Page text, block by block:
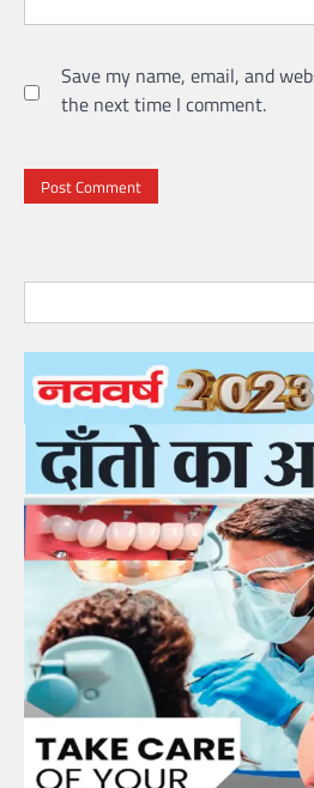
Save my name, email, and
the next time I comment.